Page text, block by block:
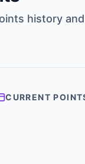
history
CURRENT